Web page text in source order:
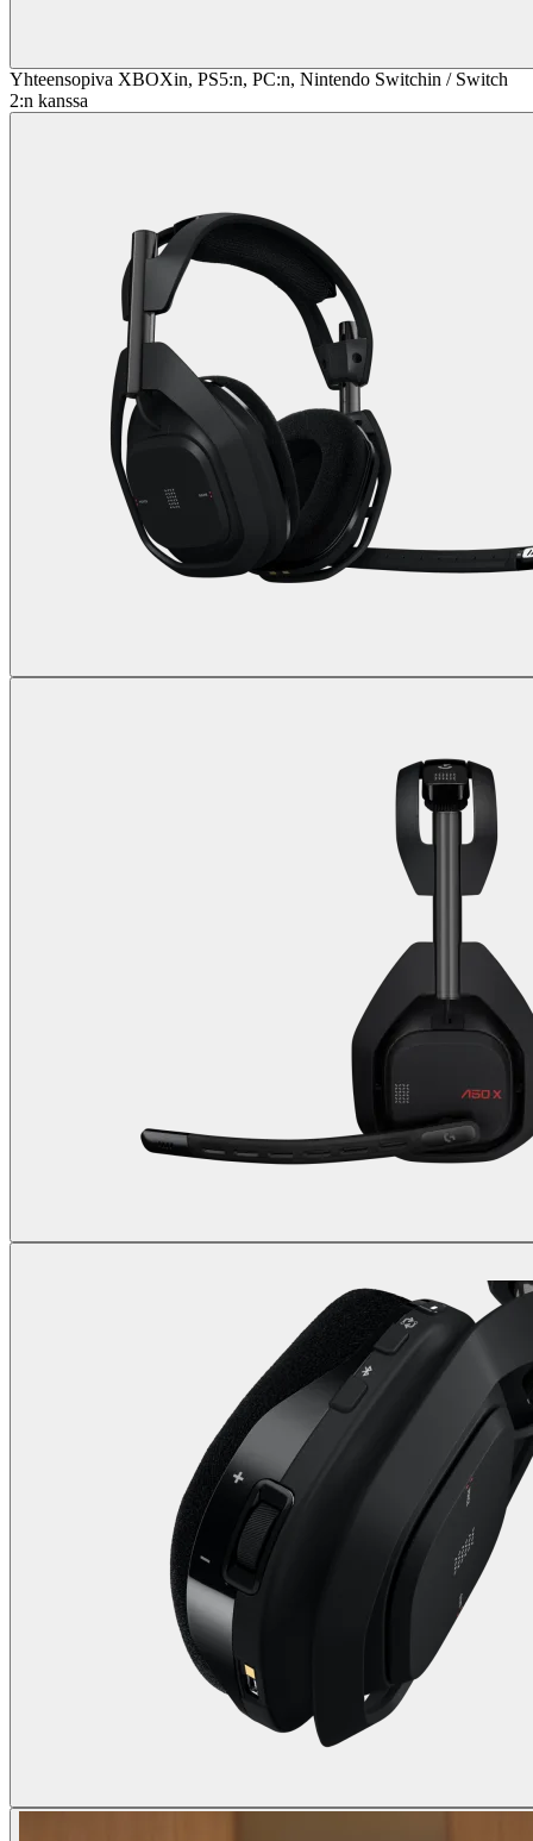
Yhteensopiva XBOXin, PS5:n, PC:n, Nintendo Switchin / Switch
2:n kanssa